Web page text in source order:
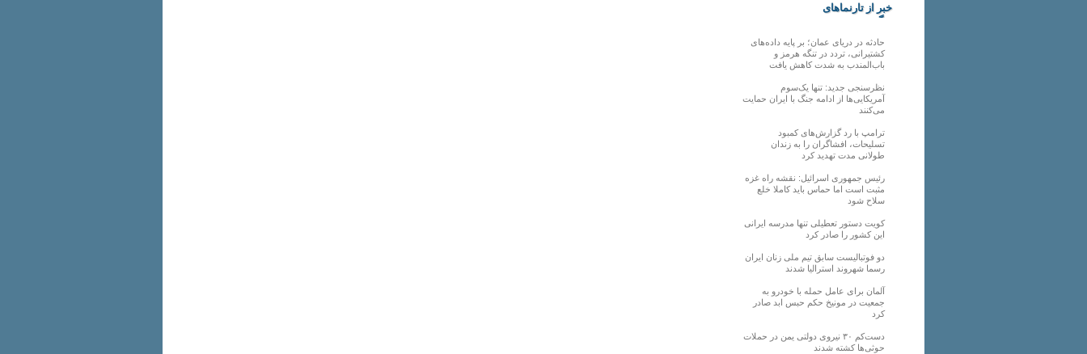
خبر از تارنماهای
دیگر
حادثه در دریای عمان؛ بر پایه داده‌های
کشتیرانی، تردد در تنگه هرمز و
باب‌المندب به شدت کاهش یافت
نظرسنجی جدید: تنها یک‌سوم
آمریکایی‌ها از ادامه جنگ با ایران حمایت
می‌کنند
ترامپ با رد گزارش‌های کمبود
تسلیحات، افشاگران را به زندان
طولانی مدت تهدید کرد
رئیس‌ جمهوری اسرائیل: نقشه راه غزه
مثبت است اما حماس باید کاملا خلع
سلاح شود
کویت دستور تعطیلی تنها مدرسه ایرانی
این کشور را صادر کرد
دو فوتبالیست سابق تیم ملی زنان ایران
رسما شهروند استرالیا شدند
آلمان برای عامل حمله با خودرو به
جمعیت در مونیخ حکم حبس ابد صادر
کرد
دست‌کم ۳۰ نیروی دولتی یمن در حملات
حوثی‌ها کشته شدند